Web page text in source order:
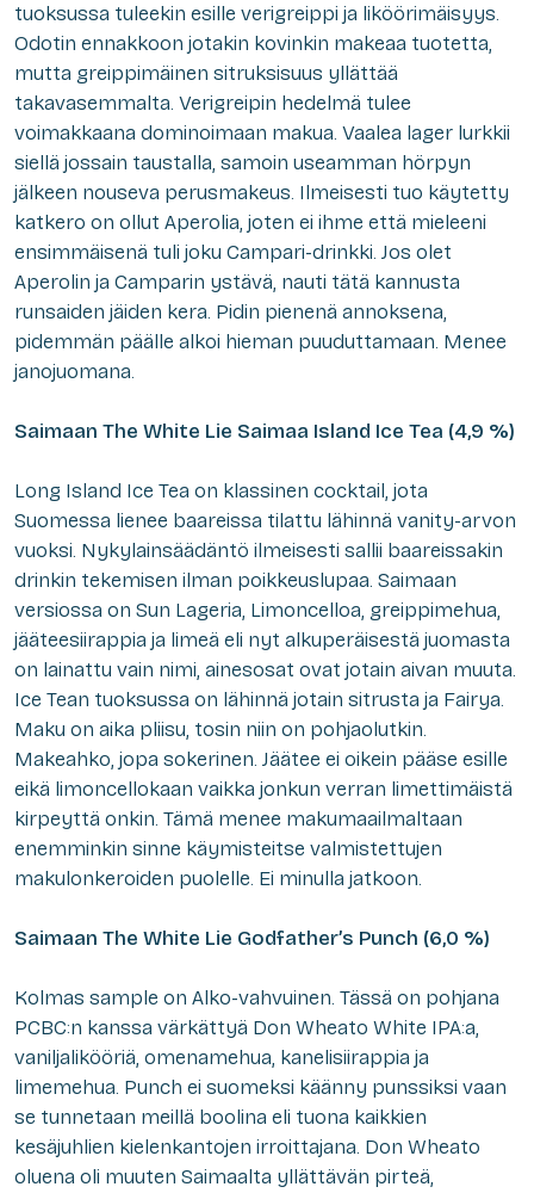
tuoksussa tuleekin esille verigreippi ja liköörimäisyys.
Odotin ennakkoon jotakin kovinkin makeaa tuotetta,
mutta greippimäinen sitruksisuus yllättää
takavasemmalta. Verigreipin hedelmä tulee
voimakkaana dominoimaan makua. Vaalea lager lurkkii
siellä jossain taustalla, samoin useamman hörpyn
jälkeen nouseva perusmakeus. Ilmeisesti tuo käytetty
katkero on ollut Aperolia, joten ei ihme että mieleeni
ensimmäisenä tuli joku Campari-drinkki. Jos olet
Aperolin ja Camparin ystävä, nauti tätä kannusta
runsaiden jäiden kera. Pidin pienenä annoksena,
pidemmän päälle alkoi hieman puuduttamaan. Menee
janojuomana.
Saimaan The White Lie Saimaa Island Ice Tea (4,9 %)
Long Island Ice Tea on klassinen cocktail, jota
Suomessa lienee baareissa tilattu lähinnä vanity-arvon
vuoksi. Nykylainsäädäntö ilmeisesti sallii baareissakin
drinkin tekemisen ilman poikkeuslupaa. Saimaan
versiossa on Sun Lageria, Limoncelloa, greippimehua,
jääteesiirappia ja limeä eli nyt alkuperäisestä juomasta
on lainattu vain nimi, ainesosat ovat jotain aivan muuta.
Ice Tean tuoksussa on lähinnä jotain sitrusta ja Fairya.
Maku on aika pliisu, tosin niin on pohjaolutkin.
Makeahko, jopa sokerinen. Jäätee ei oikein pääse esille
eikä limoncellokaan vaikka jonkun verran limettimäistä
kirpeyttä onkin. Tämä menee makumaailmaltaan
enemminkin sinne käymisteitse valmistettujen
makulonkeroiden puolelle. Ei minulla jatkoon.
Saimaan The White Lie Godfather’s Punch (6,0 %)
Kolmas sample on Alko-vahvuinen. Tässä on pohjana
PCBC:n kanssa värkättyä Don Wheato White IPA:a,
vaniljalikööriä, omenamehua, kanelisiirappia ja
limemehua. Punch ei suomeksi käänny punssiksi vaan
se tunnetaan meillä boolina eli tuona kaikkien
kesäjuhlien kielenkantojen irroittajana. Don Wheato
oluena oli muuten Saimaalta yllättävän pirteä,